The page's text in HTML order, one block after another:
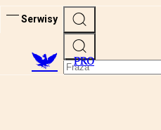
Serwisy
PRO